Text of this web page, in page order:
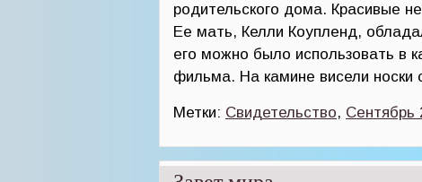
родительского дома. Красивые
Ее мать, Келли Коупленд,
его можно было использовать в
фильма. На камине висели
Метки: Свидетельство, Сентябрь